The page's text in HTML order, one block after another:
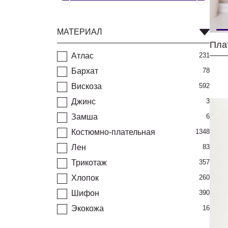
МАТЕРИАЛ
Атлас 231
Бархат 78
Вискоза 592
Джинс 3
Замша 6
Костюмно-плательная 1348
Лен 83
Трикотаж 357
Хлопок 260
Шифон 390
Экокожа 16